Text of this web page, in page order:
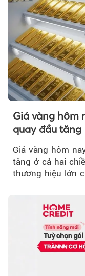
Giá vàng hôm
quay đầu tăng
Giá vàng hôm
tăng ở cả hai
thương hiệu lớn